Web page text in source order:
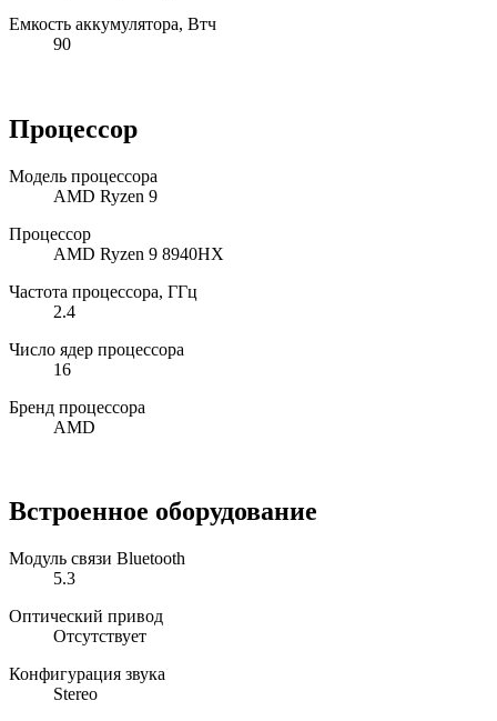
Емкость аккумулятора, Втч
90
Процессор
Модель процессора
AMD Ryzen 9
Процессор
AMD Ryzen 9 8940HX
Частота процессора, ГГц
2.4
Число ядер процессора
16
Бренд процессора
AMD
Встроенное оборудование
Модуль связи Bluetooth
5.3
Оптический привод
Отсутствует
Конфигурация звука
Stereo